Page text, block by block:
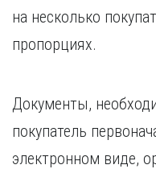
на несколько
пропорциях.
Документы,
покупатель
электронном виде,